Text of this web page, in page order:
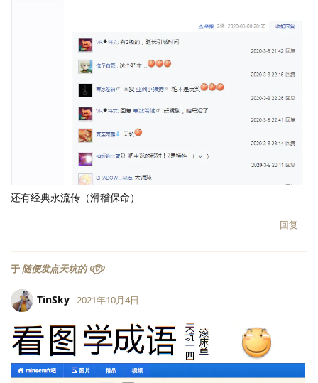
还有经典永流传（滑稽保命）
回复
于随便发点天坑的 ୧⍢⃝୨
TinSky
LV.
2021年10月4日